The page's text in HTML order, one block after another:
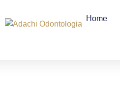
Home